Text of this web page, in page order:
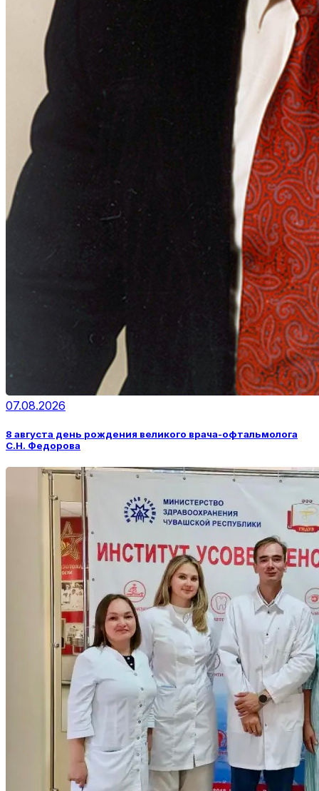
07.08.2026
8 августа день рождения великого врача-офтальмолога
С.Н. Федорова